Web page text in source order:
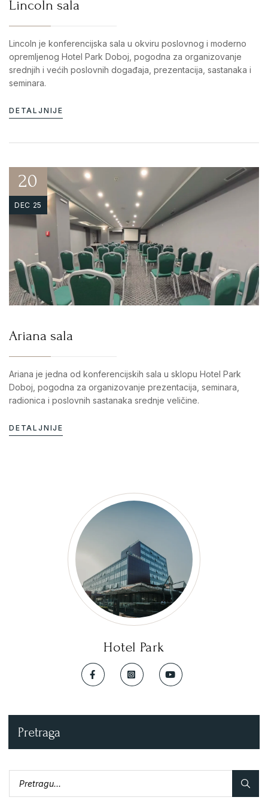
Lincoln sala
Lincoln je konferencijska sala u okviru poslovnog i moderno
opremljenog Hotel Park Doboj, pogodna za organizovanje
srednjih i većih poslovnih događaja, prezentacija, sastanaka i
seminara.
DETALJNIJE
20
DEC 25
Ariana sala
Ariana je jedna od konferencijskih sala u sklopu Hotel Park
Doboj, pogodna za organizovanje prezentacija, seminara,
radionica i poslovnih sastanaka srednje veličine.
DETALJNIJE
Hotel Park
Pretraga